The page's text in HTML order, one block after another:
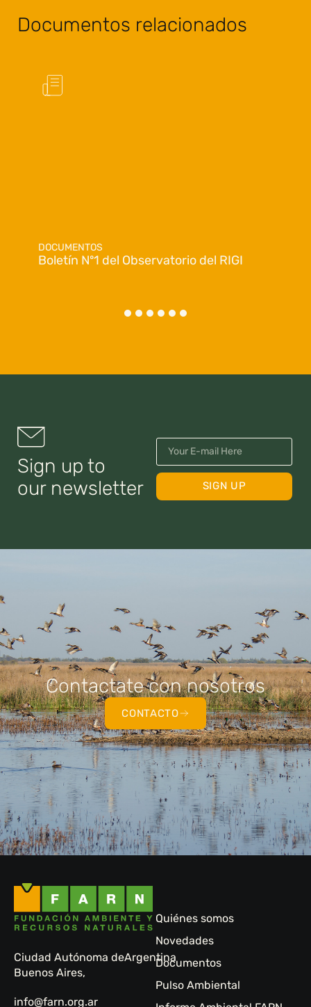
Documentos relacionados
DOCUMENTOS
Boletín Nº1 del Observatorio del RIGI
Sign up to
our newsletter
SIGN UP
Contactate con nosotros
CONTACTO
Ciudad Autónoma de
Buenos Aires,
Argentina
info@farn.org.ar
Quiénes somos
Novedades
Documentos
Pulso Ambiental